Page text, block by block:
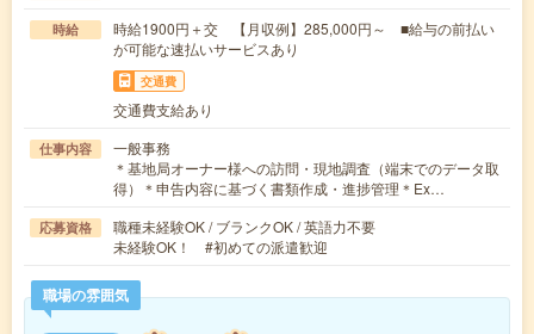
時給
時給1900円＋交 【月収例】285,000円～ ■給与の前払い
が可能な速払いサービスあり
交通費
交通費支給あり
仕事内容
一般事務
＊基地局オーナー様への訪問・現地調査（端末でのデータ取
得）＊申告内容に基づく書類作成・進捗管理＊Ex…
応募資格
職種未経験OK / ブランクOK / 英語力不要
未経験OK！ #初めての派遣歓迎
職場の雰囲気